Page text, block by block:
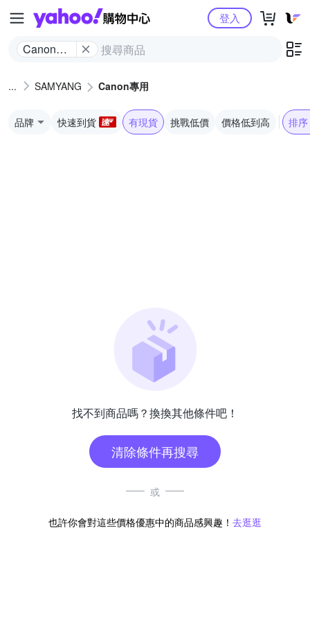
Yahoo購物中心
Canon專
登入
SAMYANG Canon專用
品牌 快速到貨 有現貨 挑戰低價 價格低到高 排序
找不到商品嗎？換換其他條件吧！
清除條件再搜尋
或
也許你會對這些價格優惠中的商品感興趣！ 去逛逛